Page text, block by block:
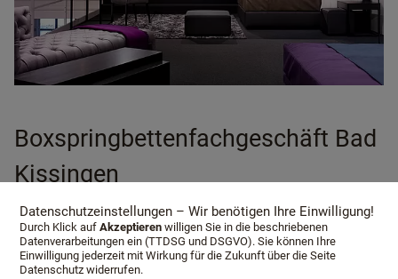
Boxspringbettenfachgeschäft Bad
Kissingen
Sie suchen Boxspringbettenfachgeschäft in Bad
Kissingen?
Datenschutzeinstellungen – Wir benötigen Ihre Einwilligung!
Durch Klick aufAkzeptieren willigen Sie in die beschriebenen
Datenverarbeitungen ein (TTDSG und DSGVO). Sie können Ihre
Einwilligung jederzeit mit Wirkung für die Zukunft über die Seite
Datenschutz widerrufen.